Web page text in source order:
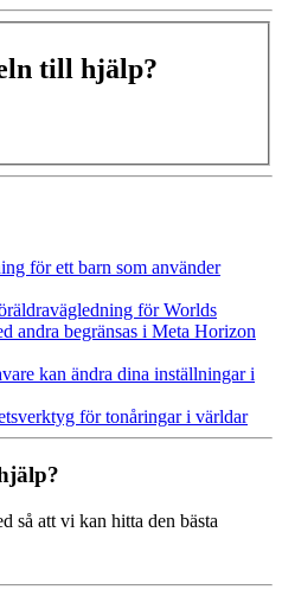
till hjälp?
för ett barn som använder
för Worlds
andra begränsas i Meta Horizon
kan ändra dina inställningar i
för tonåringar i världar
så att vi kan hitta den bästa